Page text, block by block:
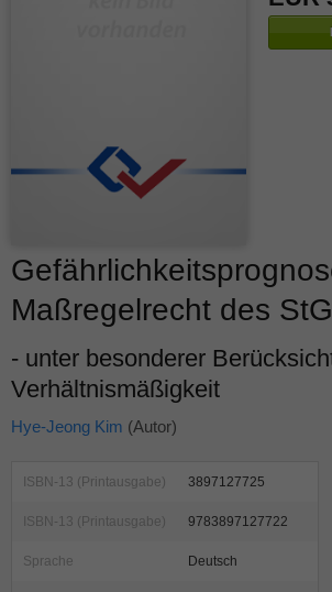
Maßregelrecht des
- unter besonderer
Verhältnismäßigkeit
Hye-Jeong Kim (Autor)
ISBN-13 (Printausgabe) 3897127725
ISBN-13 (Printausgabe) 9783897127722
Sprache Deutsch